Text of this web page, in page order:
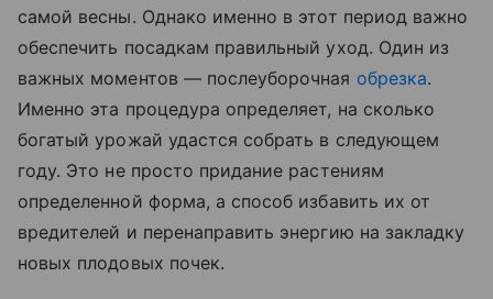
самой весны. Однако именно в этот период важно
обеспечить посадкам правильный уход. Один из
важных моментов — послеуборочная обрезка.
Именно эта процедура определяет, на сколько
богатый урожай удастся собрать в следующем
году. Это не просто придание растениям
определенной форма, а способ избавить их от
вредителей и перенаправить энергию на закладку
новых плодовых почек.